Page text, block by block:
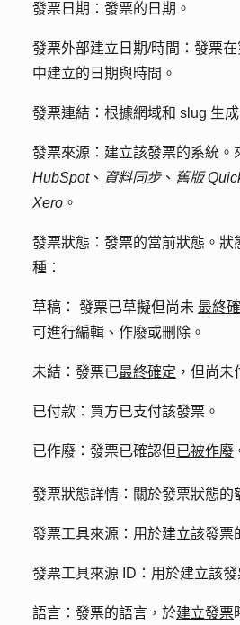
發票日期： 發票的日期。
發票外部建立日期/時間： 發票
中建立的日期與時間。
發票連結： 根據網域和 slug 生
發票來源： 建立該發票的系統。
HubSpot、 資料同步、 舊版
Xero 。
發票狀態： 發票的當前狀態。狀
種：
草稿： 發票已草擬但尚未 最終
可進行編輯、作廢或刪除。
未結： 發票已最終確定 ，但尚未
已付款： 買方已支付該發票。
已作廢： 發票已確認但已被作廢
發票狀態詳情： 關於發票狀態的
發票工具來源： 用於建立該發票
發票工具來源 ID： 用於建立該發
語言： 發票的語言，於建立發票